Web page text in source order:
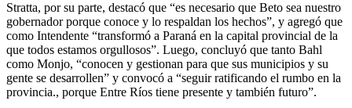
Stratta, por su parte, destacó que “es necesario que Beto sea nuestro
gobernador porque conoce y lo respaldan los hechos”, y agregó que
como Intendente “transformó a Paraná en la capital provincial de la
que todos estamos orgullosos”. Luego, concluyó que tanto Bahl
como Monjo, “conocen y gestionan para que sus municipios y su
gente se desarrollen” y convocó a “seguir ratificando el rumbo en la
provincia., porque Entre Ríos tiene presente y también futuro”.